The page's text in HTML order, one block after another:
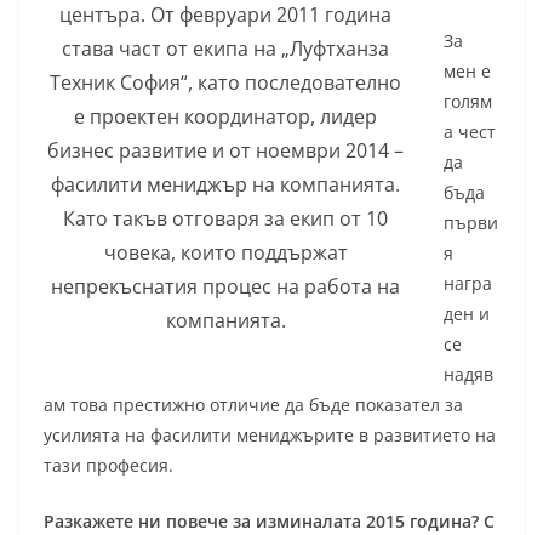
центъра. От февруари 2011 година
става част от екипа на „Луфтханза
Техник София“, като последователно
е проектен координатор, лидер
бизнес развитие и от ноември 2014 –
фасилити мениджър на компанията.
Като такъв отговаря за екип от 10
човека, които поддържат
непрекъснатия процес на работа на
компанията.
За
мен е
голям
а чест
да
бъда
първи
я
награ
ден и
се
надяв
ам това престижно отличие да бъде показател за
усилията на фасилити мениджърите в развитието на
тази професия.
Разкажете ни повече за изминалата 2015 година? С